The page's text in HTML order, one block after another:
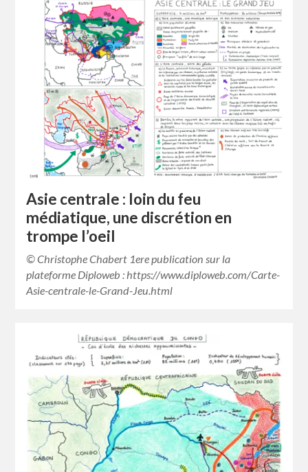
Asie centrale : loin du feu
médiatique, une discrétion en
trompe l’oeil
© Christophe Chabert 1ere publication sur la
plateforme Diploweb : https://www.diploweb.com/Carte-
Asie-centrale-le-Grand-Jeu.html